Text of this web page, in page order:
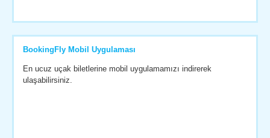
BookingFly Mobil Uygulaması
En ucuz uçak biletlerine mobil uygulamamızı indirerek
ulaşabilirsiniz.